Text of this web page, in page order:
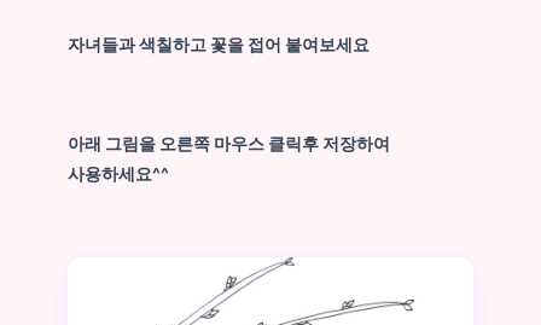
자녀들과 색칠하고 꽃을 접어 붙여보세요
아래 그림을 오른쪽 마우스 클릭후 저장하여
사용하세요^^